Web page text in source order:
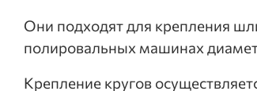
Они подходят для крепления
полировальных машинах
Крепление кругов